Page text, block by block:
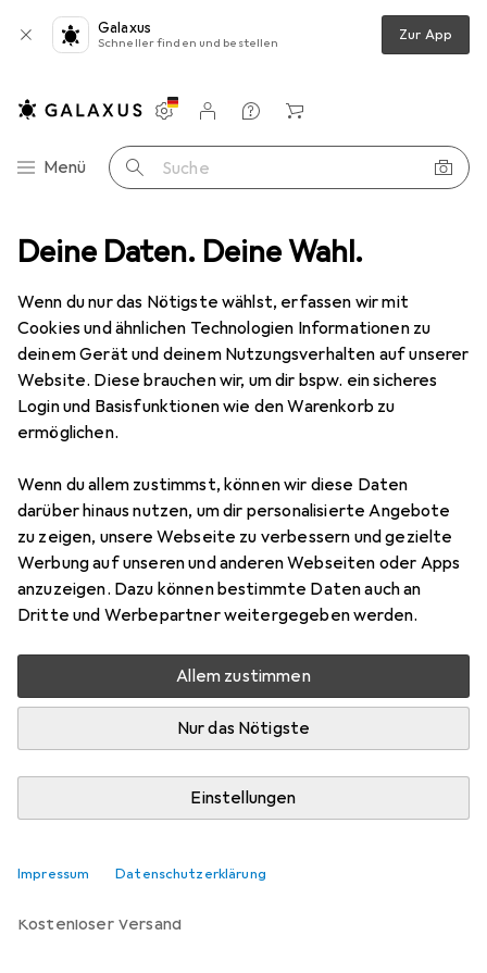
Deine Daten. Deine Wahl.
Wenn du nur das Nötigste wählst, erfassen wir mit
Cookies und ähnlichen Technologien Informationen zu
deinem Gerät und deinem Nutzungsverhalten auf unserer
Website. Diese brauchen wir, um dir bspw. ein sicheres
Login und Basisfunktionen wie den Warenkorb zu
ermöglichen.
Wenn du allem zustimmst, können wir diese Daten
darüber hinaus nutzen, um dir personalisierte Angebote
zu zeigen, unsere Webseite zu verbessern und gezielte
Werbung auf unseren und anderen Webseiten oder Apps
anzuzeigen. Dazu können bestimmte Daten auch an
Dritte und Werbepartner weitergegeben werden.
Allem zustimmen
Nur das Nötigste
Einstellungen
Impressum Datenschutzerklärung
Galaxus
Schneller finden und bestellen Zur App
Navigation nach Kategorien
Menü Suche
Einstellungen
Kundenkonto
Vergleichslisten
Merklisten
Warenkorb
Holzverbinder FS Möbelbänder, Rollendurchmesser 8 mm
2 Bilder
FSMöbelbänder, Rollendurchmesser 8
mm
Lochbandeisen, 1 Stk.
Preis in EUR inkl. MwSt.
EUR
68,90
Bewertungen Marke
Mehr von FS
Mehr als 10 Stück an Lager beim Lieferanten
Lieferort angeben für genaue Lieferzeit
In den Warenkorb
Vergleichen
kostenloser Versand